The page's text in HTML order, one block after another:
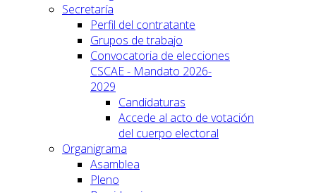
Secretaría
Perfil del contratante
Grupos de trabajo
Convocatoria de elecciones
CSCAE - Mandato 2026-
2029
Candidaturas
Accede al acto de votación
del cuerpo electoral
Organigrama
Asamblea
Pleno